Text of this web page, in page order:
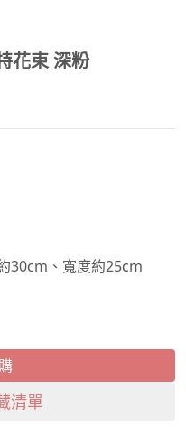
花束 深粉
30cm、寬度約25cm
清單